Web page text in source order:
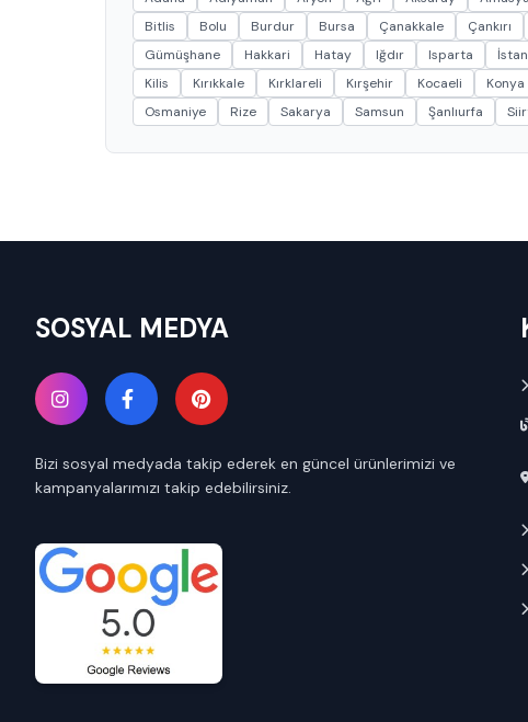
Bitlis
Bolu Burdur Bursa Çanakkale Çankırı
Gümüşhane
Hakkari Hatay Iğdır Isparta
Kilis
Kırıkkale Kırklareli Kırşehir Kocaeli Konya
Osmaniye
Rize Sakarya Samsun Şanlıurfa
SOSYAL MEDYA
Bizi sosyal medyada takip ederek en güncel ürünlerimizi ve
kampanyalarımızı takip edebilirsiniz.